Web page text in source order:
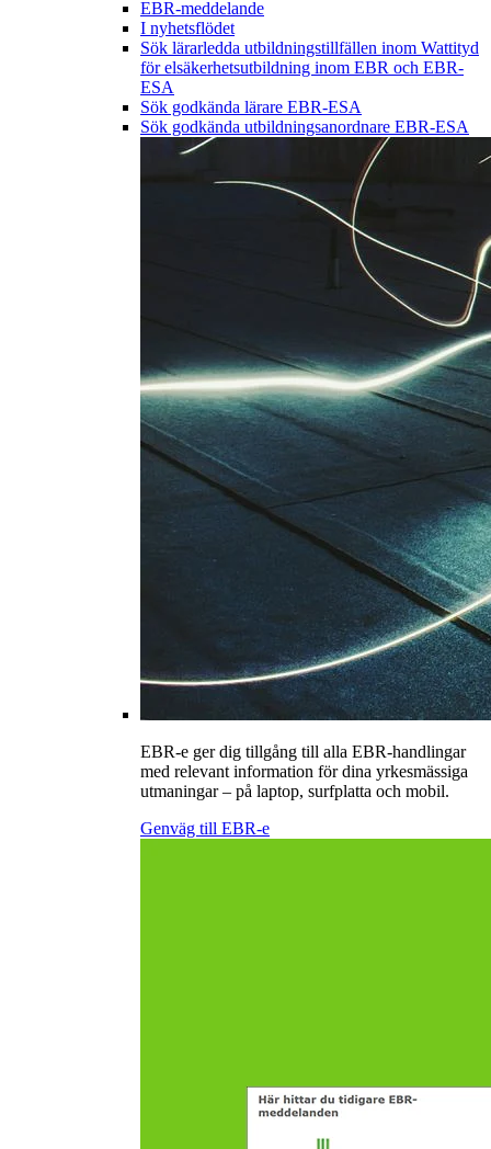
EBR-meddelande
I nyhetsflödet
Sök lärarledda utbildningstillfällen inom Wattityd
för elsäkerhetsutbildning inom EBR och EBR-
ESA
Sök godkända lärare EBR-ESA
Sök godkända utbildningsanordnare EBR-ESA
EBR-e ger dig tillgång till alla EBR-handlingar
med relevant information för dina yrkesmässiga
utmaningar – på laptop, surfplatta och mobil.
Genväg till EBR-e